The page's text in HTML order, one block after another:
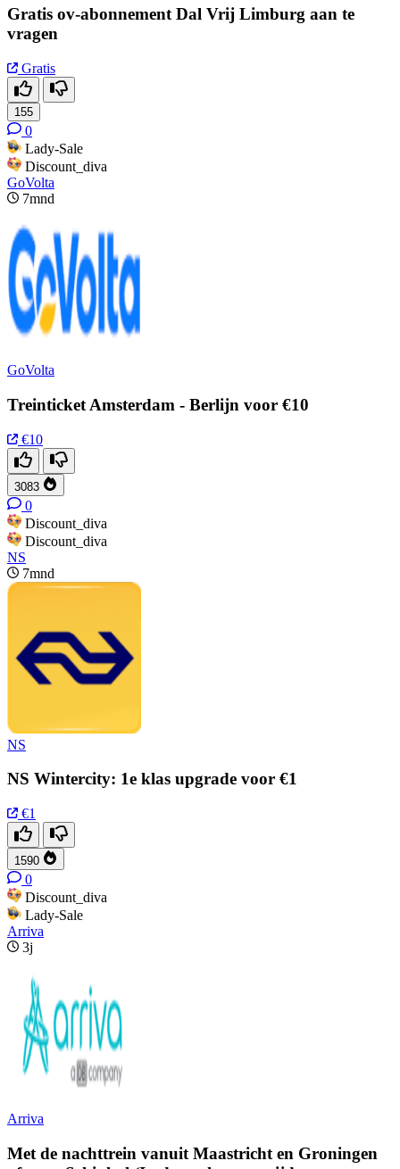
Gratis ov-abonnement Dal Vrij Limburg aan te
vragen
Gratis
155
0
Lady-Sale
Discount_diva
GoVolta
7mnd
GoVolta
Treinticket Amsterdam - Berlijn voor €10
€10
3083
0
Discount_diva
Discount_diva
NS
7mnd
NS
NS Wintercity: 1e klas upgrade voor €1
€1
1590
0
Discount_diva
Lady-Sale
Arriva
3j
Arriva
Met de nachttrein vanuit Maastricht en Groningen